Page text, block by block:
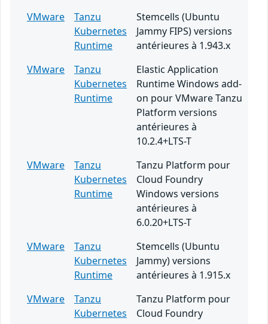
VMware
Tanzu
Kubernetes
Runtime
Stemcells (Ubuntu
Jammy FIPS) versions
antérieures à 1.943.x
VMware
Tanzu
Kubernetes
Runtime
Elastic Application
Runtime Windows add-
on pour VMware Tanzu
Platform versions
antérieures à
10.2.4+LTS-T
VMware
Tanzu
Kubernetes
Runtime
Tanzu Platform pour
Cloud Foundry
Windows versions
antérieures à
6.0.20+LTS-T
VMware
Tanzu
Kubernetes
Runtime
Stemcells (Ubuntu
Jammy) versions
antérieures à 1.915.x
VMware
Tanzu
Kubernetes
Tanzu Platform pour
Cloud Foundry